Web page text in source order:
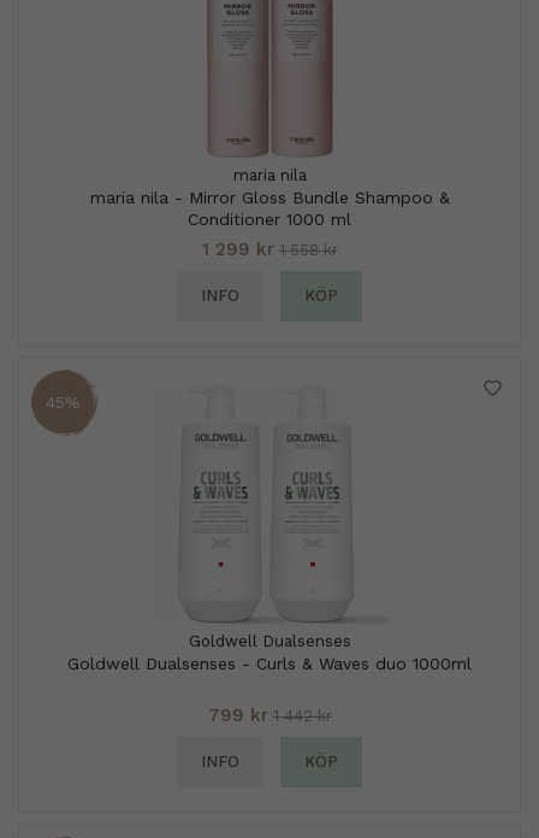
maria nila
maria nila - Mirror Gloss Bundle Shampoo &
Conditioner 1000 ml
1 299 kr 1 558 kr
INFO KÖP
45%
Goldwell Dualsenses
Goldwell Dualsenses - Curls & Waves duo 1000ml
799 kr 1 442 kr
INFO KÖP